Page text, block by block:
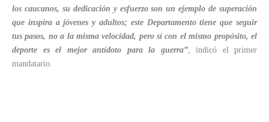
los caucanos, su dedicación y esfuerzo son un ejemplo de superación
que inspira a jóvenes y adultos; este Departamento tiene que seguir
tus pasos, no a la misma velocidad, pero sí con el mismo propósito, el
deporte es el mejor antídoto para la guerra”, indicó el primer
mandatario.